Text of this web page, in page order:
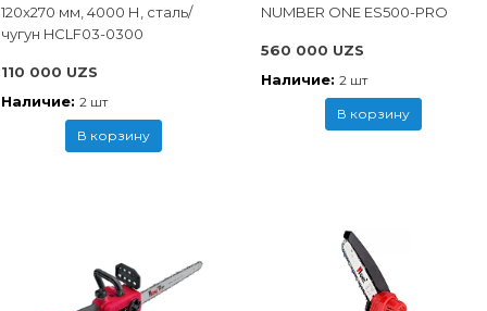
120x270 мм, 4000 Н, сталь/
чугун HCLF03-0300
110 000 UZS
Наличие: 2 шт
В корзину
NUMBER ONE ES500-PRO
560 000 UZS
Наличие: 2 шт
В корзину